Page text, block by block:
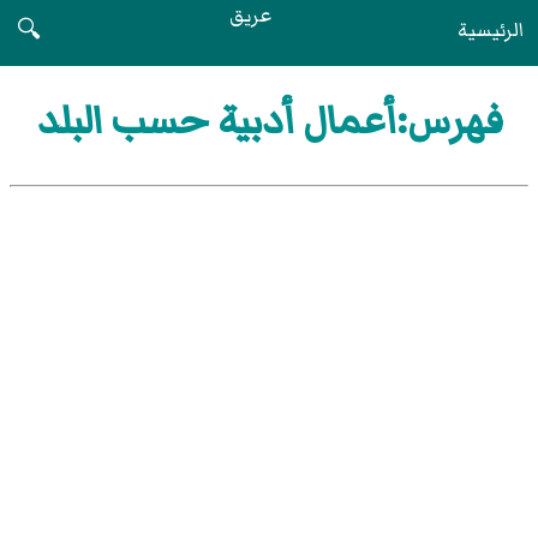
الرئيسية عريق
🔍
فهرس:أعمال أدبية حسب البلد